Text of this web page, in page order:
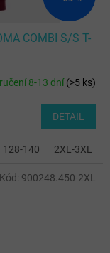
COMBI S/S T-
8-13 dní(>5 ks)
DETAIL
128-140 2XL-3XL
Kód: 900248.450-2XL